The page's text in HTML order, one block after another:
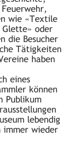
wie «Textile
Glette» oder
die Besucher
Tätigkeiten
haben
eines
können
Publikum
lebendig
immer wieder